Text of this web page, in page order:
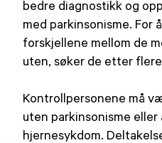
bedre diagnostikk og
med parkinsonisme. For
forskjellene mellom de
uten, søker de etter
Kontrollpersonene må
uten parkinsonisme eller
hjernesykdom.